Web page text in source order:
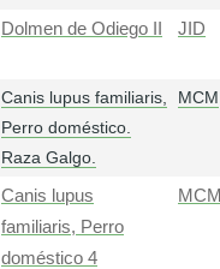
Dolmen de Odiego II JID
Canis lupus familiaris,
Perro doméstico.
Raza Galgo.
MCM
Canis lupus
familiaris, Perro
doméstico 4